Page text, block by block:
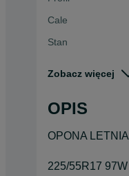
Cale
Stan
Szerokość
Zobacz więcej
OPIS
OPONA LETNIA
225/55R17 97W